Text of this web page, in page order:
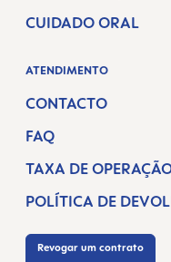
CUIDADO ORAL
ATENDIMENTO
CONTACTO
FAQ
TAXA DE
POLÍTICA DE
Revogar um contrato